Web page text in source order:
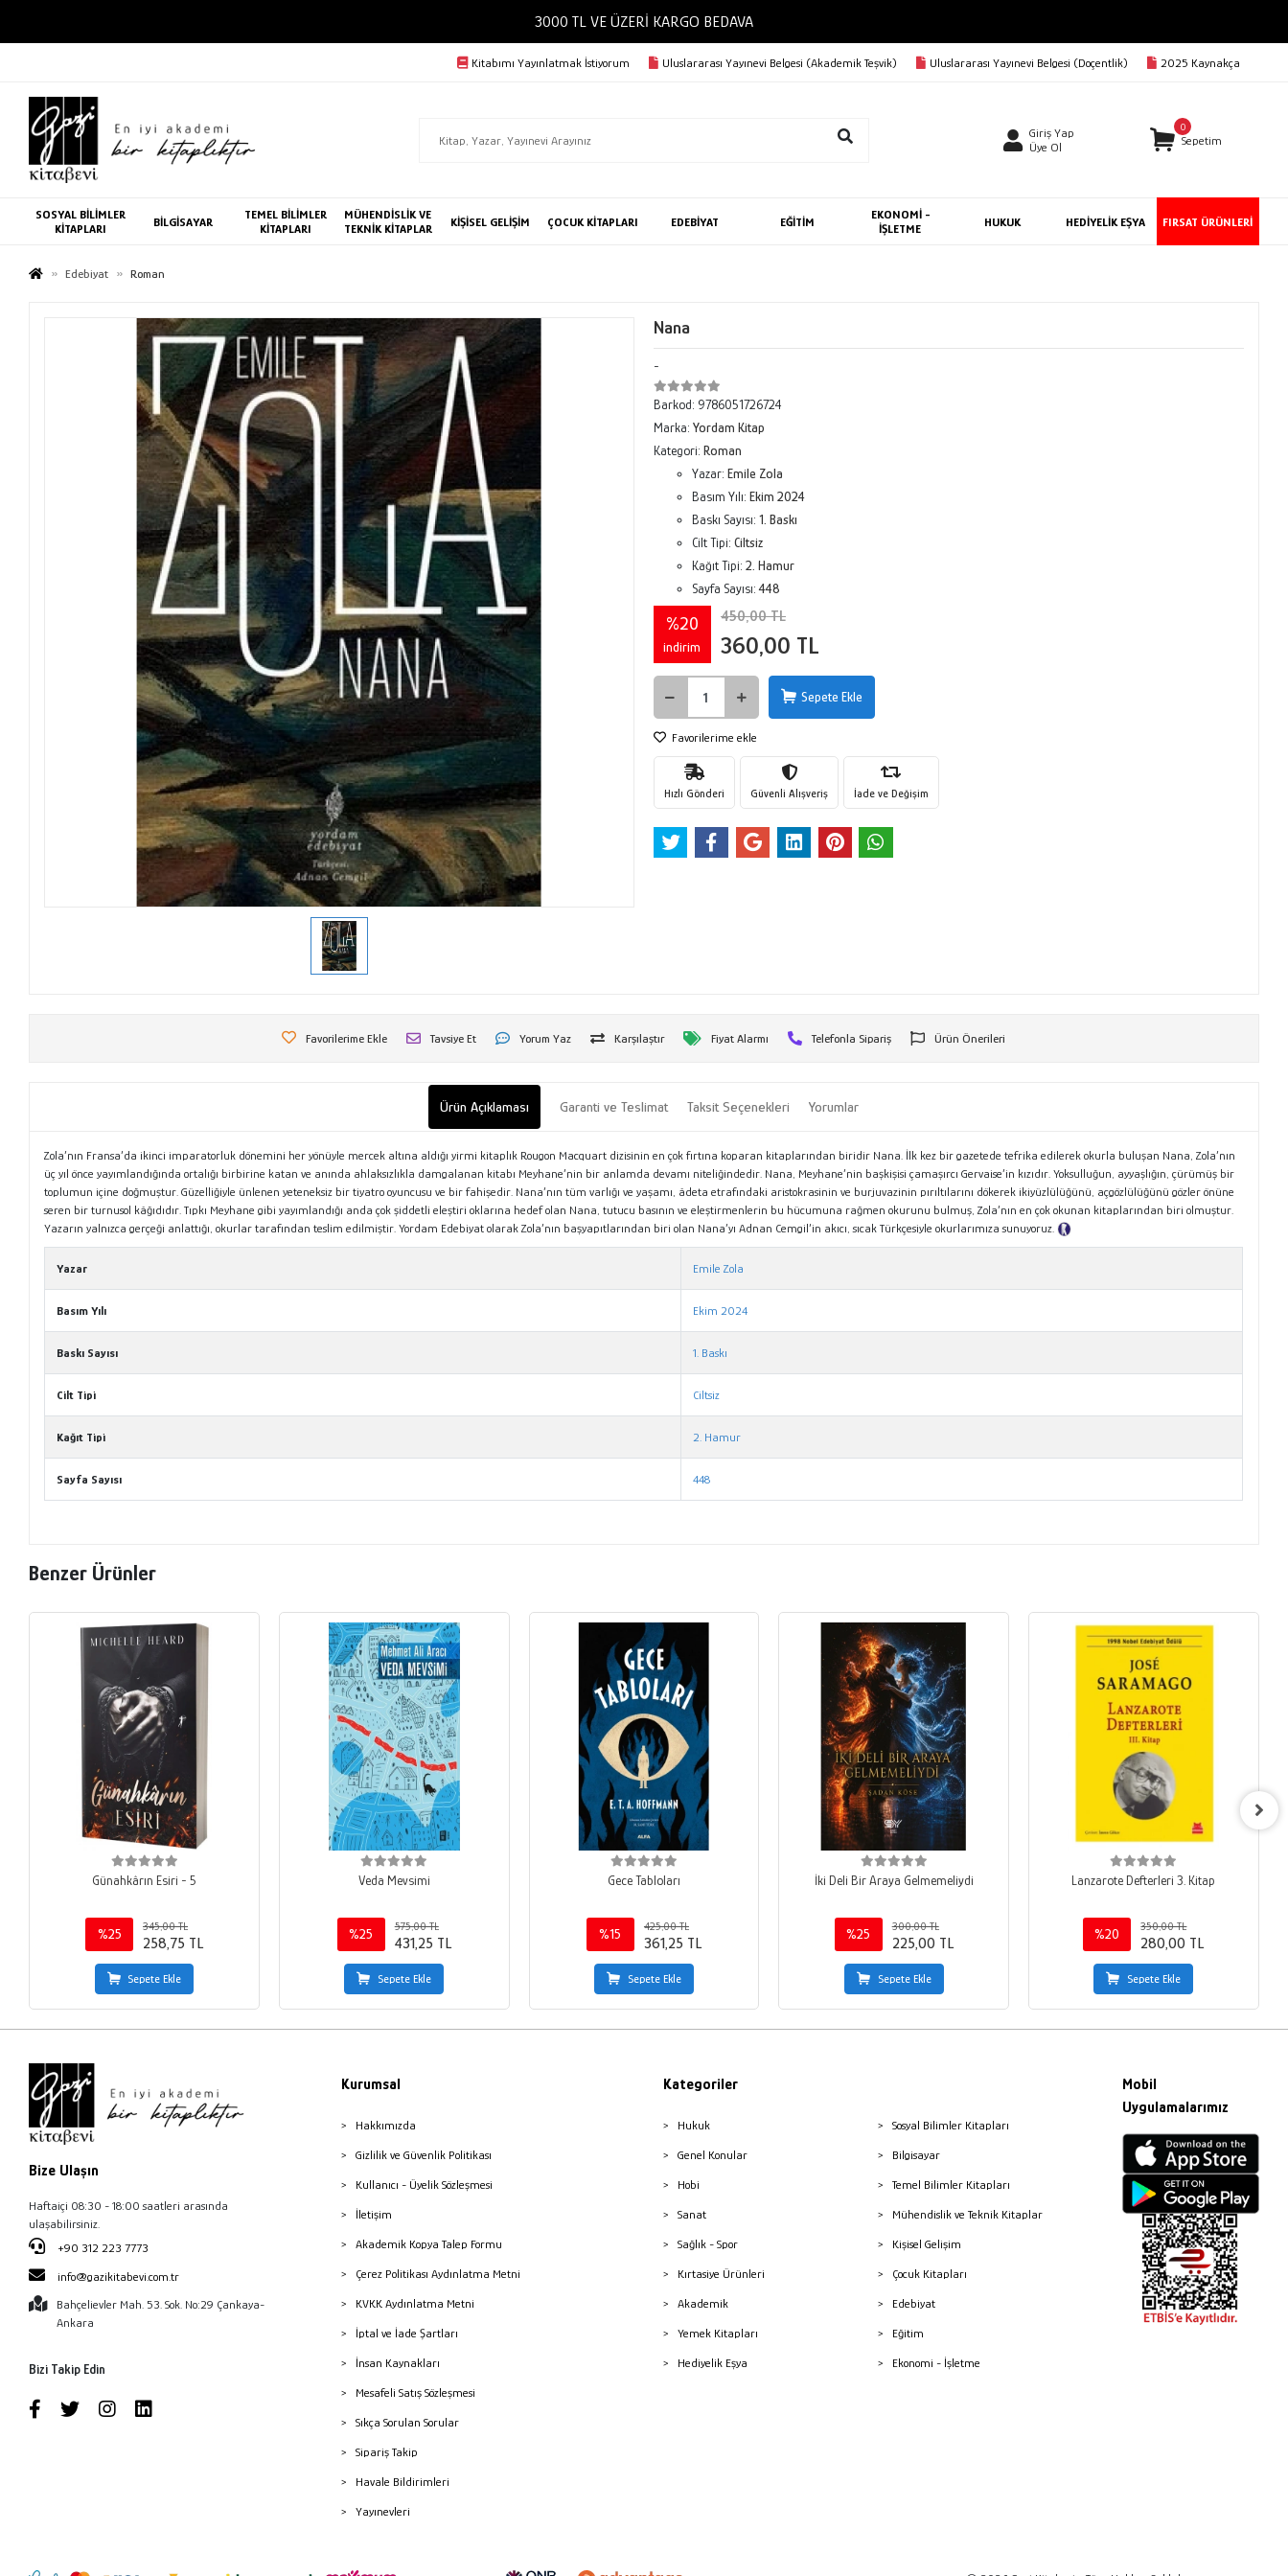
3000 TL VE ÜZERİ KARGO BEDAVA
Kitabımı Yayınlatmak İstiyorum Uluslararası Yayınevi Belgesi (Akademik Teşvik) Uluslararası Yayınevi Belgesi (Doçentlik) 2025 Kaynakça
Giriş Yap
Üye Ol
0
Sepetim
SOSYAL BİLİMLER
KİTAPLARI
BİLGİSAYAR
TEMEL BİLİMLER
KİTAPLARI
MÜHENDİSLİK VE
TEKNİK KİTAPLAR
KİŞİSEL GELİŞİM ÇOCUK KİTAPLARI EDEBİYAT EĞİTİM
EKONOMİ -
İŞLETME
HUKUK HEDİYELİK EŞYA FIRSAT ÜRÜNLERİ
Edebiyat Roman
Nana
-
Barkod: 9786051726724
Marka: Yordam Kitap
Kategori: Roman
Yazar: Emile Zola
Basım Yılı: Ekim 2024
Baskı Sayısı: 1. Baskı
Cilt Tipi: Ciltsiz
Kağıt Tipi: 2. Hamur
Sayfa Sayısı:448
%20
indirim
450,00 TL
360,00 TL
Sepete Ekle
Favorilerime ekle
Hızlı Gönderi Güvenli Alışveriş İade ve Değişim
Favorilerime Ekle Tavsiye Et Yorum Yaz Karşılaştır Fiyat Alarmı Telefonla Sipariş Ürün Önerileri
Ürün Açıklaması Garanti ve Teslimat Taksit Seçenekleri Yorumlar
Zola’nın Fransa’da ikinci imparatorluk dönemini her yönüyle mercek altına aldığı yirmi kitaplık Rougon Macquart dizisinin en çok fırtına koparan kitaplarından biridir Nana. İlk kez bir gazetede tefrika edilerek okurla buluşan Nana, Zola’nın
üç yıl önce yayımlandığında ortalığı birbirine katan ve anında ahlaksızlıkla damgalanan kitabı Meyhane’nin bir anlamda devamı niteliğindedir. Nana, Meyhane’nin başkişisi çamaşırcı Gervaise’in kızıdır. Yoksulluğun, ayyaşlığın, çürümüş bir
toplumun içine doğmuştur. Güzelliğiyle ünlenen yeteneksiz bir tiyatro oyuncusu ve bir fahişedir. Nana’nın tüm varlığı ve yaşamı, âdeta etrafındaki aristokrasinin ve burjuvazinin pırıltılarını dökerek ikiyüzlülüğünü, açgözlülüğünü gözler önüne
seren bir turnusol kâğıdıdır. Tıpkı Meyhane gibi yayımlandığı anda çok şiddetli eleştiri oklarına hedef olan Nana, tutucu basının ve eleştirmenlerin bu hücumuna rağmen okurunu bulmuş, Zola’nın en çok okunan kitaplarından biri olmuştur.
Yazarın yalnızca gerçeği anlattığı, okurlar tarafından teslim edilmiştir. Yordam Edebiyat olarak Zola’nın başyapıtlarından biri olan Nana’yı Adnan Cemgil’in akıcı, sıcak Türkçesiyle okurlarımıza sunuyoruz.
Yazar Emile Zola
Basım Yılı Ekim 2024
Baskı Sayısı 1. Baskı
Cilt Tipi Ciltsiz
Kağıt Tipi 2. Hamur
Sayfa Sayısı 448
Benzer Ürünler
Günahkârın Esiri - 5
%25
345,00 TL
258,75 TL
Sepete Ekle
Veda Mevsimi
%25
575,00 TL
431,25 TL
Sepete Ekle
Gece Tabloları
%15
425,00 TL
361,25 TL
Sepete Ekle
İki Deli Bir Araya Gelmemeliydi
%25
300,00 TL
225,00 TL
Sepete Ekle
Lanzarote Defterleri 3. Kitap
%20
350,00 TL
280,00 TL
Sepete Ekle
Bize Ulaşın
Haftaiçi 08:30 - 18:00 saatleri arasında
ulaşabilirsiniz.
+90 312 223 7773
info@gazikitabevi.com.tr
Bahçelievler Mah. 53. Sok. No:29 Çankaya-
Ankara
Bizi Takip Edin
Kurumsal
Hakkımızda
Gizlilik ve Güvenlik Politikası
Kullanıcı - Üyelik Sözleşmesi
İletişim
Akademik Kopya Talep Formu
Çerez Politikası Aydınlatma Metni
KVKK Aydınlatma Metni
İptal ve İade Şartları
İnsan Kaynakları
Mesafeli Satış Sözleşmesi
Sıkça Sorulan Sorular
Sipariş Takip
Havale Bildirimleri
Yayınevleri
Kategoriler
Hukuk
Genel Konular
Hobi
Sanat
Sağlık - Spor
Kırtasiye Ürünleri
Akademik
Yemek Kitapları
Hediyelik Eşya
Sosyal Bilimler Kitapları
Bilgisayar
Temel Bilimler Kitapları
Mühendislik ve Teknik Kitaplar
Kişisel Gelişim
Çocuk Kitapları
Edebiyat
Eğitim
Ekonomi - İşletme
Mobil
Uygulamalarımız